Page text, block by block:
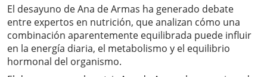
El desayuno de Ana de Armas ha generado debate
entre expertos en nutrición, que analizan cómo una
combinación aparentemente equilibrada puede influir
en la energía diaria, el metabolismo y el equilibrio
hormonal del organismo.